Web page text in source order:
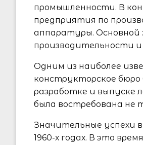
промышленности. В
предприятия по
аппаратуры. Основной
производительности
Одним из наиболее
конструкторское бюро
разработке и выпуске
была востребована не
Значительные успехи
1960-х годах. В это